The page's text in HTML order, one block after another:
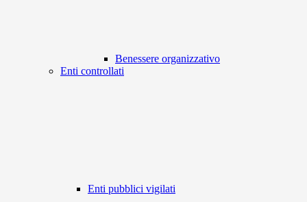
Benessere organizzativo
Enti controllati
Enti pubblici vigilati